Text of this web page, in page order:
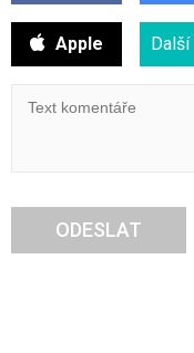
Apple Další
ODESLAT